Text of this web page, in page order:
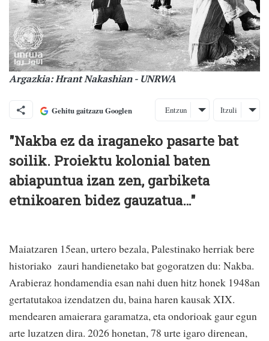
Argazkia: Hrant Nakashian - UNRWA
Gehitu gaitzazu Googlen Entzun Itzuli
"Nakba ez da iraganeko pasarte bat
soilik. Proiektu kolonial baten
abiapuntua izan zen, garbiketa
etnikoaren bidez gauzatua…"
Maiatzaren 15ean, urtero bezala, Palestinako herriak bere
historiako zauri handienetako bat gogoratzen du: Nakba.
Arabieraz hondamendia esan nahi duen hitz honek 1948an
gertatutakoa izendatzen du, baina haren kausak XIX.
mendearen amaierara garamatza, eta ondorioak gaur egun
arte luzatzen dira. 2026 honetan, 78 urte igaro direnean,